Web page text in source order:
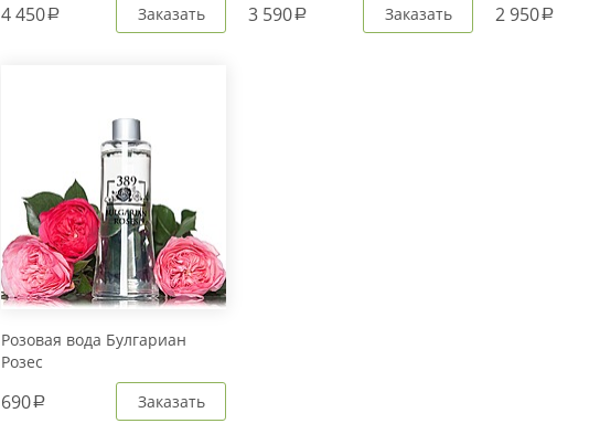
4 450a Заказать 3 590a Заказать 2 950a
Розовая вода Булгариан
Розес
690a Заказать